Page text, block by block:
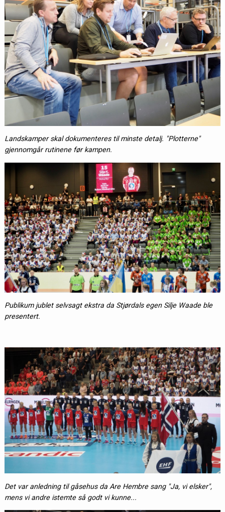
Landskamper skal dokumenteres til minste detalj. "Plotterne"
gjennomgår rutinene før kampen.
Publikum jublet selvsagt ekstra da Stjørdals egen Silje Waade ble
presentert.
Det var anledning til gåsehus da Are Hembre sang "Ja, vi elsker",
mens vi andre istemte så godt vi kunne...